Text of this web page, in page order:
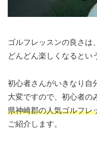
ゴルフレッスンの良さは
どんどん楽しくなるとい
初心者さんがいきなり自
大変ですので、初心者の
県神崎郡の人気ゴルフレ
ご紹介します。